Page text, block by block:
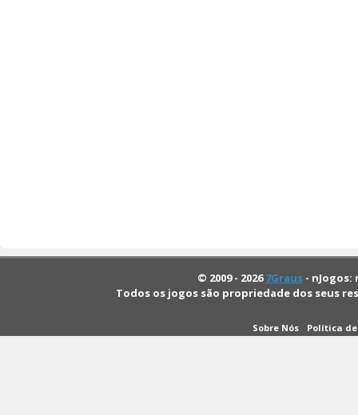
© 2009 - 20267Graus -
Todos os jogos são propriedade dos seus
Sobre Nós Política